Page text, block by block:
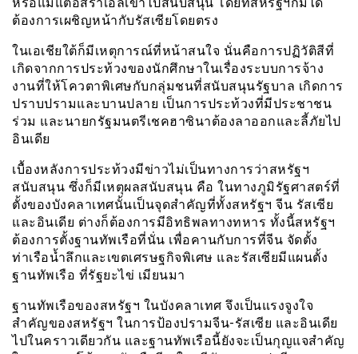
ต้องการเผชิญหน้ากับรัสเซียโดยตรง
ในเอเชียใต้ก็มีเหตุการณ์ที่หน้าสนใจ นั่นคือการปฏิวัติสีที่
เกิดจากการประท้วงของนักศึกษาในเรื่องระบบการจ้าง
งานที่ให้โควตาพิเศษกับกลุ่มชนที่สนับสนุนรัฐบาล เกิดการ
ปราบปรามและบานปลาย เป็นการประท้วงที่มีประชาชน
ร่วม และนายกรัฐมนตรีเชคฮาซินาต้องลาออกและลี้ภัยไป
อินเดีย
เบื้องหลังการประท้วงมีข่าวไม่เป็นทางการว่าสหรัฐฯ
สนับสนุน ซึ่งก็มีเหตุผลสนับสนุน คือ ในทางภูมิรัฐศาสตร์ที่
ตั้งของบังคลาเทศนั้นเป็นจุดสำคัญที่ทั้งสหรัฐฯ จีน รัสเซีย
และอินเดีย ต่างก็ต้องการมีอิทธิพลทางทหาร ทั้งนี้สหรัฐฯ
ต้องการตั้งฐานทัพเรือที่นั่น เพื่อคานกับการที่จีน จัดตั้ง
ท่าเรือน้ำลึกและเขตเศรษฐกิจพิเศษ และรัสเซียมีแผนตั้ง
ฐานทัพเรือ ที่รัฐยะไข่ เมียนมา
ฐานทัพเรือของสหรัฐฯ ในบังคลาเทศ จึงเป็นแรงจูงใจ
สำคัญของสหรัฐฯ ในการป้องปรามจีน-รัสเซีย และอินเดีย
ไปในคราวเดียวกัน และฐานทัพเรือนี้ยังจะเป็นกุญแจสำคัญ